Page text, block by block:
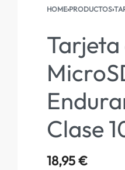
HOME›PRODUCTOS›
Clase
18,95€